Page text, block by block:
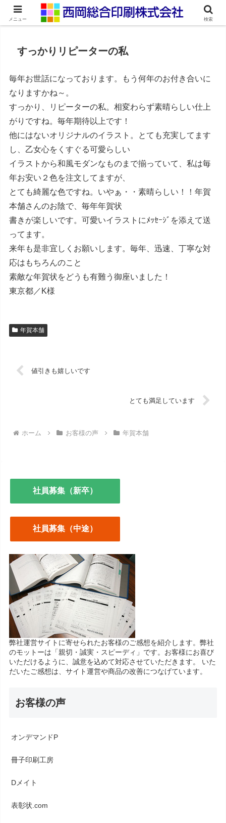
ネット印刷通販・オンデマンド印刷
すっかりリピーターの私
毎年お世話になっております。もう何年のお付き合いに
なりますかね～。
すっかり、リピーターの私。相変わらず素晴らしい仕上
がりですね。毎年期待以上です！
他にはないオリジナルのイラスト。とても充実してます
し、乙女心をくすぐる可愛らしい
イラストから和風モダンなものまで揃っていて、私は毎
年お安い２色を注文してますが、
とても綺麗な色ですね。いやぁ・・素晴らしい！！年賀
本舗さんのお陰で、毎年年賀状
書きが楽しいです。可愛いイラストにﾒｯｾｰｼﾞを添えて送
ってます。
来年も是非宜しくお願いします。毎年、迅速、丁寧な対
応はもちろんのこと
素敵な年賀状をどうも有難う御座いました！
東京都／K様
年賀本舗
値引きも嬉しいです
とても満足しています
ホーム お客様の声 年賀本舗
社員募集（新卒）
社員募集（中途）
弊社運営サイトに寄せられたお客様のご感想を紹介します。弊社
のモットーは「親切・誠実・スピーディ」です。お客様にお喜び
いただけるように、誠意を込めて対応させていただきます。 いた
だいたご感想は、サイト運営や商品の改善につなげています。
お客様の声
オンデマンドP
冊子印刷工房
Dメイト
表彰状.com
メニュー 検索